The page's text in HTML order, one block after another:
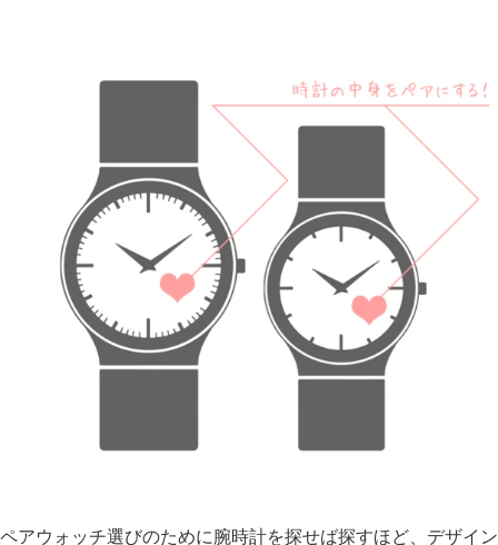
ペアウォッチ選びのために腕時計を探せば探すほど、デザイン